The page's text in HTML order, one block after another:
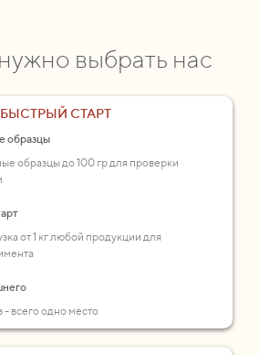
выбрать нас
БЫСТРЫЙ СТАРТ
образцы
образцы до 100 гр для проверки
от 1 кг любой продукции для
всего одно место